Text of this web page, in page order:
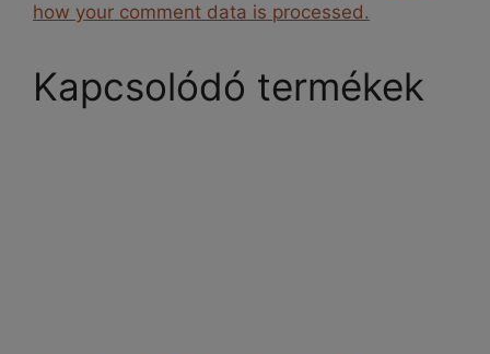
how your comment data is processed.
Kapcsolódó termékek